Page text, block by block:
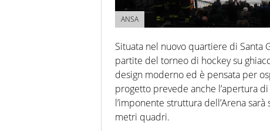
ANSA
Situata nel nuovo quartiere di Santa
partite del torneo di hockey su
design moderno ed è pensata per
progetto prevede anche l’apertura
l’imponente struttura dell’Arena
metri quadri.